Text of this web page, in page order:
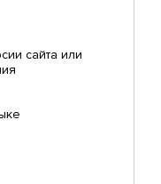
сайта или